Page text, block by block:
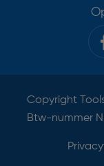
Copyright
Btw-nummer